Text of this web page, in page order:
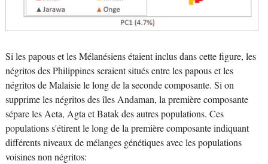
Si les papous et les Mélanésiens étaient inclus dans cette figure, les
négritos des Philippines seraient situés entre les papous et les
négritos de Malaisie le long de la seconde composante. Si on
supprime les négritos des îles Andaman, la première composante
sépare les Aeta, Agta et Batak des autres populations. Ces
populations s'étirent le long de la première composante indiquant
différents niveaux de mélanges génétiques avec les populations
voisines non négritos: